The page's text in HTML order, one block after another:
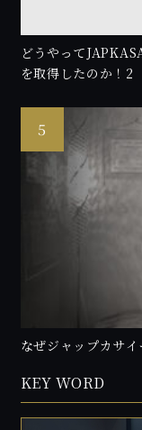
どうやって
を取得したのか！2
なぜジャップカサ
KEY WORD